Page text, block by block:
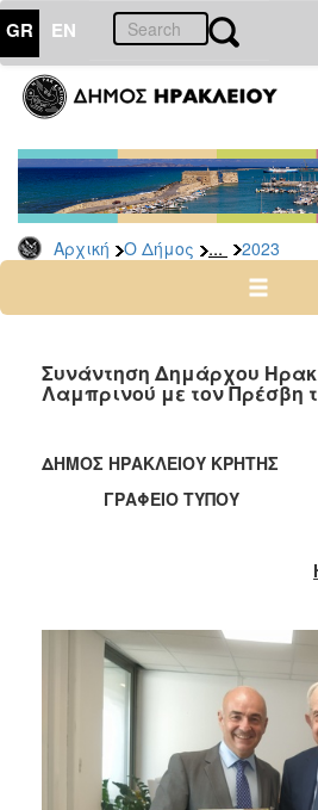
GR EN
Αρχική Ο Δήμος ... 2023
ΔΗΜΟΣ
Δελτία
Τύπου
Αρχείο
2026
2024
2022
2020
2019
2015
2013
2012
2011
2010
Συνάντηση Δημάρχου
Λαμπρινού με τον Πρέσβη
ΔΗΜΟΣ ΗΡΑΚΛΕΙΟΥ ΚΡΗΤΗΣ
ΓΡΑΦΕΙΟ ΤΥΠΟΥ